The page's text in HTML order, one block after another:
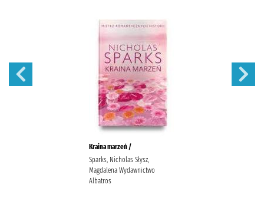
Kraina marzeń /
Sparks, Nicholas Słysz,
Magdalena Wydawnictwo
Albatros